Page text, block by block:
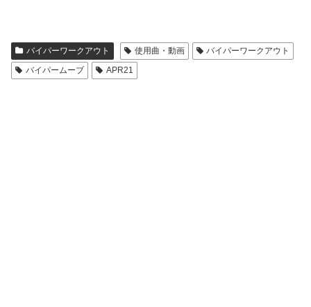
バイパーワークアウト 使用曲・動画
バイパーワークアウト
バイパームーブ
APR21